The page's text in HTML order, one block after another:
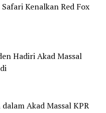
Kenalkan Red Fox
Hadiri Akad Massal
Akad Massal KPR